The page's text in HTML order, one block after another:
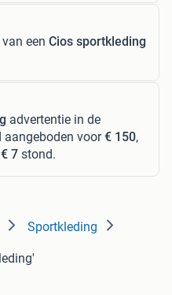
een Cios sportkleding
advertentie in de
aangeboden voor€ 150,
€ 7 stond.
Sportkleding